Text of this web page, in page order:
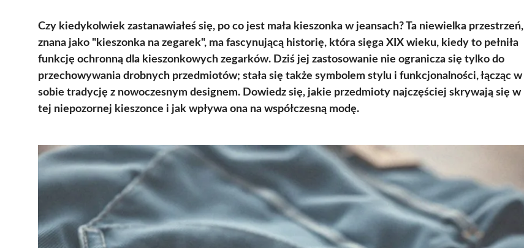
Czy kiedykolwiek zastanawiałeś się, po co jest mała kieszonka w jeansach? Ta niewielka przestrzeń,
znana jako "kieszonka na zegarek", ma fascynującą historię, która sięga XIX wieku, kiedy to pełniła
funkcję ochronną dla kieszonkowych zegarków. Dziś jej zastosowanie nie ogranicza się tylko do
przechowywania drobnych przedmiotów; stała się także symbolem stylu i funkcjonalności, łącząc w
sobie tradycję z nowoczesnym designem. Dowiedz się, jakie przedmioty najczęściej skrywają się w
tej niepozornej kieszonce i jak wpływa ona na współczesną modę.